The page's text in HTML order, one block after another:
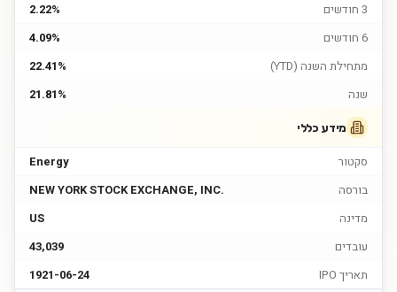
3 חודשים
2.22%
6 חודשים
4.09%
מתחילת השנה (YTD)
22.41%
שנה
21.81%
מידע כללי
סקטור
Energy
בורסה
NEW YORK STOCK EXCHANGE, INC.
מדינה
US
עובדים
43,039
תאריך IPO
1921-06-24